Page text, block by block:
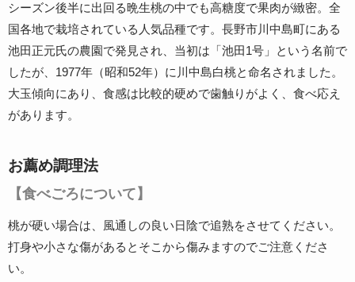
シーズン後半に出回る晩生桃の中でも高糖度で果肉が緻密。全
国各地で栽培されている人気品種です。長野市川中島町にある
池田正元氏の農園で発見され、当初は「池田1号」という名前で
したが、1977年（昭和52年）に川中島白桃と命名されました。
大玉傾向にあり、食感は比較的硬めで歯触りがよく、食べ応え
があります。
お薦め調理法
【食べごろについて】
桃が硬い場合は、風通しの良い日陰で追熟をさせてください。
打身や小さな傷があるとそこから傷みますのでご注意くださ
い。